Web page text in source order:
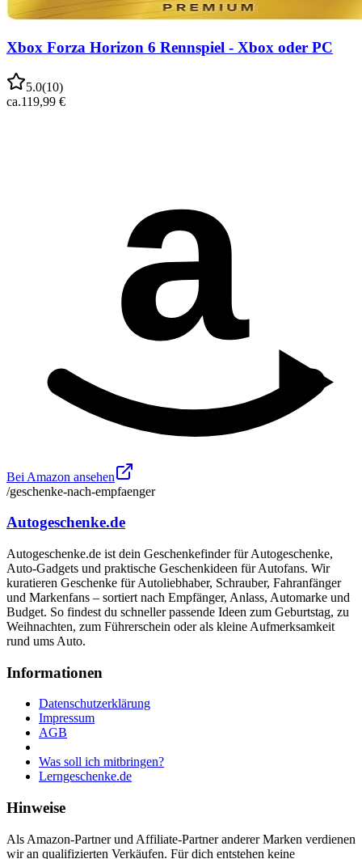
Xbox Forza Horizon 6 Rennspiel - Xbox oder PC
5.0(10)
ca.119,99 €
a
Bei Amazon ansehen
/geschenke-nach-empfaenger
Autogeschenke.de
Autogeschenke.de ist dein Geschenkefinder für Autogeschenke,
Auto-Gadgets und praktische Geschenkideen für Autofans. Wir
kuratieren Geschenke für Autoliebhaber, Schrauber, Fahranfänger
und Markenfans – sortiert nach Empfänger, Anlass, Automarke und
Budget. So findest du schneller passende Ideen zum Geburtstag, zu
Weihnachten, zum Führerschein oder als kleine Aufmerksamkeit
rund ums Auto.
Informationen
Datenschutzerklärung
Impressum
AGB
Was soll ich mitbringen?
Lerngeschenke.de
Hinweise
Als Amazon-Partner und Affiliate-Partner anderer Marken verdienen
wir an qualifizierten Verkäufen. Für dich entstehen keine